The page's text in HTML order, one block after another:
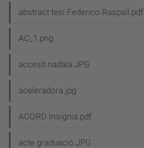
abstract tesi Federico Raspall.pdf
AC_1.png
accesit nadala.JPG
aceleradora.jpg
ACORD Insignia.pdf
acte graduació.JPG